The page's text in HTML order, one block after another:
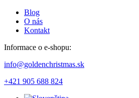
Blog
O nás
Kontakt
Informace o e-shopu:
info@goldenchristmas.sk
+421 905 688 824